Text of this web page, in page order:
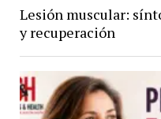
Lesión muscular:
y recuperación